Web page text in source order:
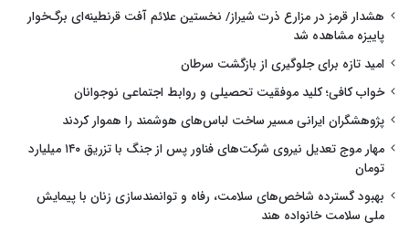
هشدار قرمز در مزارع ذرت شیراز/ نخستین علائم آفت قرنطینه‌ای برگ‌خوار
پاییزه مشاهده شد
امید تازه برای جلوگیری از بازگشت سرطان
خواب کافی؛ کلید موفقیت تحصیلی و روابط اجتماعی نوجوانان
پژوهشگران ایرانی مسیر ساخت لباس‌های هوشمند را هموار کردند
مهار موج تعدیل نیروی شرکت‌های فناور پس از جنگ با تزریق ۱۴۰ میلیارد
تومان
بهبود گسترده شاخص‌های سلامت، رفاه و توانمندسازی زنان با پیمایش
ملی سلامت خانواده هند